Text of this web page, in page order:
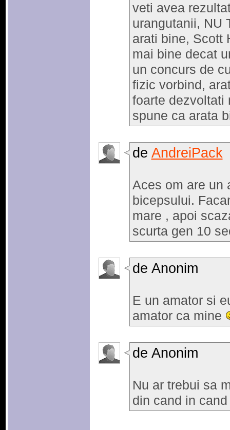
veti avea
urangutanii, NU
arati bine, Scott
mai bine decat
un concurs de
fizic vorbind,
foarte dezvoltati
spune ca arata
de AndreiPack
Aces om are un
bicepsului.
mare , apoi
scurta gen 10
de Anonim
E un amator si
amator ca mine
de Anonim
Nu ar trebui sa
din cand in